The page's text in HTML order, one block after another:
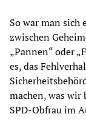
So war man sich
zwischen
„Pannen“ oder
es, das
machen, was wir
SPD-Obfrau im